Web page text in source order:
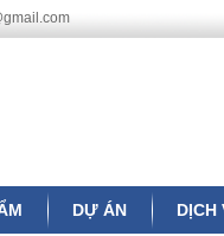
DỰ ÁN DỊCH